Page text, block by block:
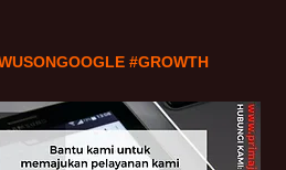
#GROWTH